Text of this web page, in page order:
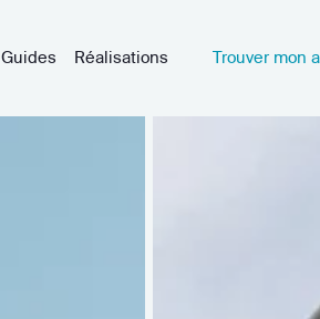
Guides Réalisations Trouver mon